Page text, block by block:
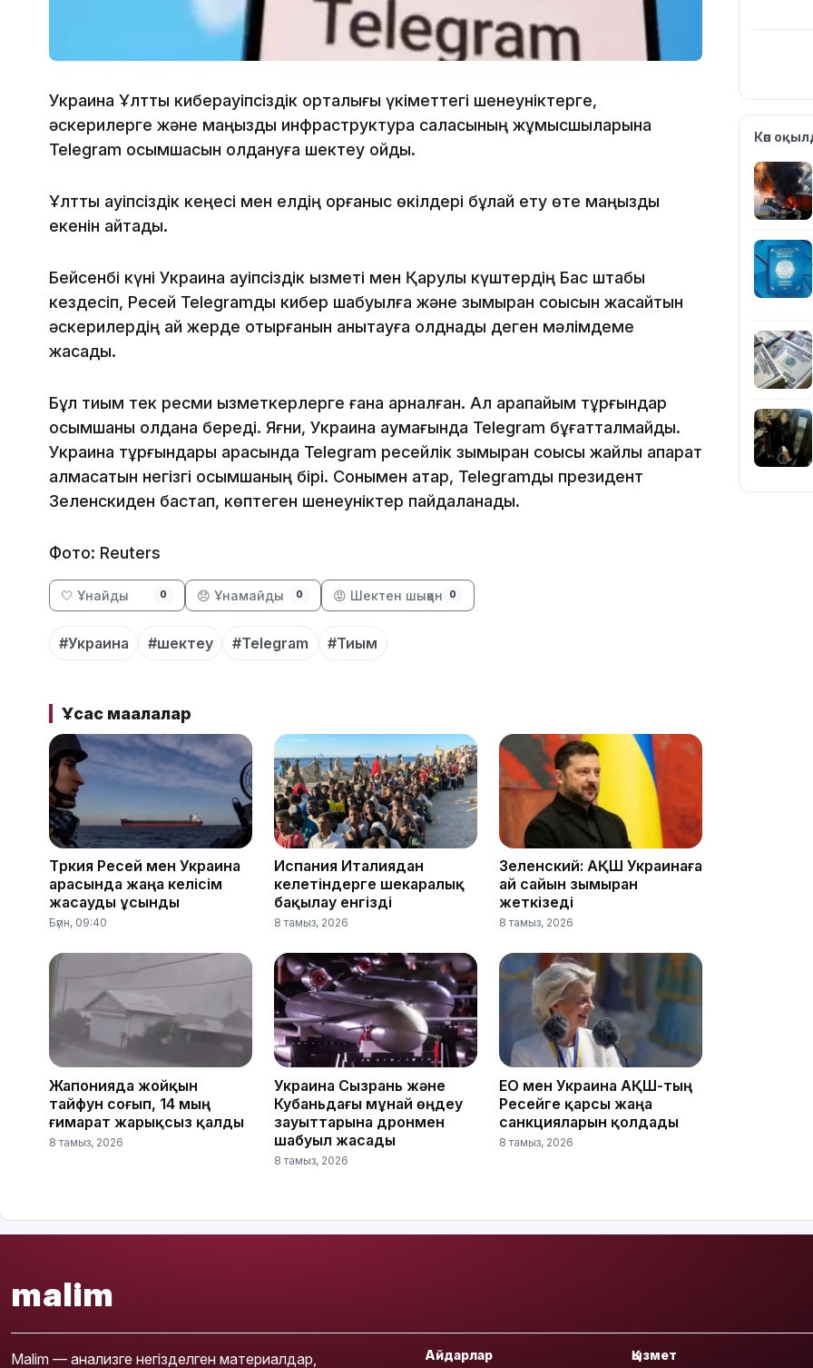
Украина Ұлттық киберқауіпсіздік орталығы үкіметтегі шенеуніктерге,
әскерилерге және маңызды инфраструктура саласының жұмысшыларына
Telegram қосымшасын қолдануға шектеу қойды.
Ұлттық қауіпсіздік кеңесі мен елдің қорғаныс өкілдері бұлай ету өте маңызды
екенін айтады.
Бейсенбі күні Украина қауіпсіздік қызметі мен Қарулы күштердің Бас штабы
кездесіп, Ресей Telegramды кибер шабуылға және зымыран соққысын жасайтын
әскерилердің қай жерде отырғанын анықтауға қолднады деген мәлімдеме
жасады.
Бұл тиым тек ресми қызметкерлерге ғана арналған. Ал қарапайым тұрғындар
қосымшаны қолдана береді. Яғни, Украина аумағында Telegram бұғатталмайды.
Украина тұрғындары арасында Telegram ресейлік зымыран соққысы жайлы ақпарат
алмасатын негізгі қосымшаның бірі. Сонымен қатар, Telegramды президент
Зеленскиден бастап, көптеген шенеуніктер пайдаланады.
Фото: Reuters
🤍 Ұнайды 0 😞 Ұнамайды 0 😡 Шектен шыққан 0
#Украина #шектеу #Telegram #Тиым
Ұқсас мақалалар
Түркия Ресей мен Украина
арасында жаңа келісім
жасауды ұсынды
Бүгін, 09:40
Испания Италиядан
келетіндерге шекаралық
бақылау енгізді
8 тамыз, 2026
Зеленский: АҚШ Украинаға
ай сайын зымыран
жеткізеді
8 тамыз, 2026
Жапонияда жойқын
тайфун соғып, 14 мың
ғимарат жарықсыз қалды
8 тамыз, 2026
Украина Сызрань және
Кубаньдағы мұнай өңдеу
зауыттарына дронмен
шабуыл жасады
8 тамыз, 2026
ЕО мен Украина АҚШ-тың
Ресейге қарсы жаңа
санкцияларын қолдады
8 тамыз, 2026
11:28
10:01
09:40
Көп
malim
Malim — анализге негізделген материалдар, Айдарлар Қызмет